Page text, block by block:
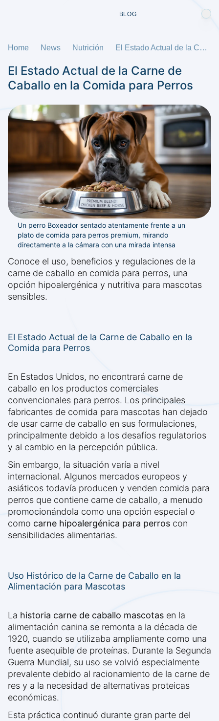
BLOG
Home News Nutrición El Estado Actual de la Carne de Caballo en la Comida para Perros
El Estado Actual de la Carne de
Caballo en la Comida para Perros
Un perro Boxeador sentado atentamente frente a un
plato de comida para perros premium, mirando
directamente a la cámara con una mirada intensa
Conoce el uso, beneficios y regulaciones de la
carne de caballo en comida para perros, una
opción hipoalergénica y nutritiva para mascotas
sensibles.
El Estado Actual de la Carne de Caballo en la
Comida para Perros
En Estados Unidos, no encontrará carne de
caballo en los productos comerciales
convencionales para perros. Los principales
fabricantes de comida para mascotas han dejado
de usar carne de caballo en sus formulaciones,
principalmente debido a los desafíos regulatorios
y al cambio en la percepción pública.
Sin embargo, la situación varía a nivel
internacional. Algunos mercados europeos y
asiáticos todavía producen y venden comida para
perros que contiene carne de caballo, a menudo
promocionándola como una opción especial o
como carne hipoalergénica para perros con
sensibilidades alimentarias.
Uso Histórico de la Carne de Caballo en la
Alimentación para Mascotas
La historia carne de caballo mascotas en la
alimentación canina se remonta a la década de
1920, cuando se utilizaba ampliamente como una
fuente asequible de proteínas. Durante la Segunda
Guerra Mundial, su uso se volvió especialmente
prevalente debido al racionamiento de la carne de
res y a la necesidad de alternativas proteicas
económicas.
Esta práctica continuó durante gran parte del